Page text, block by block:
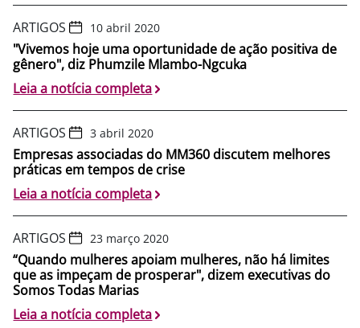
ARTIGOS 10 abril 2020
"Vivemos hoje uma oportunidade de ação positiva de
gênero", diz Phumzile Mlambo-Ngcuka
Leia a notícia completa
ARTIGOS 3 abril 2020
Empresas associadas do MM360 discutem melhores
práticas em tempos de crise
Leia a notícia completa
ARTIGOS 23 março 2020
“Quando mulheres apoiam mulheres, não há limites
que as impeçam de prosperar", dizem executivas do
Somos Todas Marias
Leia a notícia completa